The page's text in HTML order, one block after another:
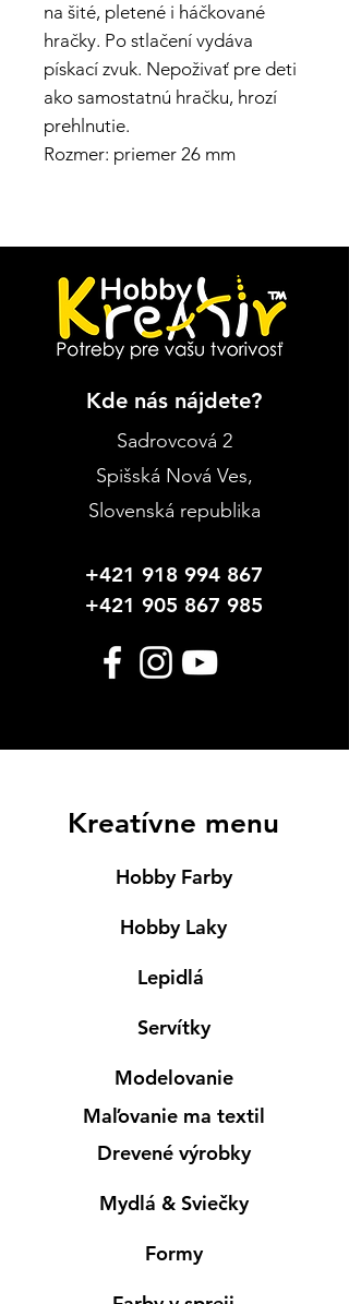
na šité, pletené i háčkované
hračky. Po stlačení vydáva
pískací zvuk. Nepoživať pre deti
ako samostatnú hračku, hrozí
prehlnutie.
Rozmer: priemer 26 mm
Kde nás nájdete?
Sadrovcová 2
Spišská Nová Ves,
Slovenská republika
+421 918 994 867
+421 905 867 985
Kreatívne menu
Hobby Farby
Hobby Laky
Lepidlá
Servítky
Modelovanie
Maľovanie ma textil
Drevené výrobky
Mydlá & Sviečky
Formy